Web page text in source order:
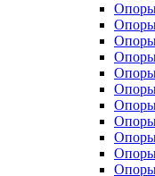
Опоры
Опоры
Опоры
Опоры
Опоры
Опоры